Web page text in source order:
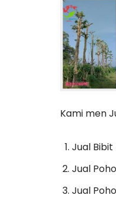
Kami men
Jual Bibit
Jual
Jual